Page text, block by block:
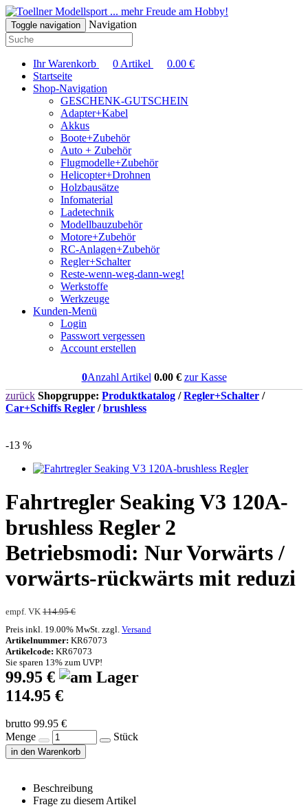
... mehr Freude am Hobby!
Toggle navigation Navigation
Ihr Warenkorb 0 Artikel 0.00 €
Startseite
Shop-Navigation
GESCHENK-GUTSCHEIN
Adapter+Kabel
Akkus
Boote+Zubehör
Auto + Zubehör
Flugmodelle+Zubehör
Helicopter+Drohnen
Holzbausätze
Infomaterial
Ladetechnik
Modellbauzubehör
Motore+Zubehör
RC-Anlagen+Zubehör
Regler+Schalter
Reste-wenn-weg-dann-weg!
Werkstoffe
Werkzeuge
Kunden-Menü
Login
Passwort vergessen
Account erstellen
0Anzahl Artikel 0.00€ zur Kasse
zurück Shopgruppe: Produktkatalog /Regler+Schalter /
Car+Schiffs Regler /brushless
-13 %
Fahrtregler Seaking V3 120A-
brushless Regler 2
Betriebsmodi: Nur Vorwärts /
vorwärts-rückwärts mit reduzi
empf. VK 114.95 €
Preis inkl. 19.00% MwSt. zzgl. Versand
Artikelnummer: KR67073
Artikelcode: KR67073
Sie sparen 13% zum UVP!
99.95 €
114.95 €
brutto 99.95 €
Menge
Stück
in den Warenkorb
Beschreibung
Frage zu diesem Artikel